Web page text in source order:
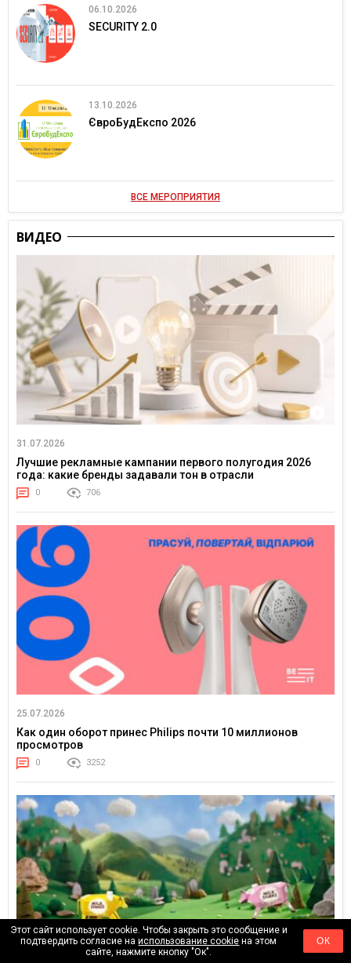
06.10.2026
SECURITY 2.0
13.10.2026
ЄвроБудЕкспо 2026
ВСЕ МЕРОПРИЯТИЯ
ВИДЕО
31.07.2026
Лучшие рекламные кампании первого полугодия 2026
года: какие бренды задавали тон в отрасли
0 706
25.07.2026
Как один оборот принес Philips почти 10 миллионов
просмотров
0 3252
Этот сайт использует cookie. Чтобы закрыть это сообщение и
подтвердить согласие наиспользование cookie на этом
сайте, нажмите кнопку "Ок".
ОК